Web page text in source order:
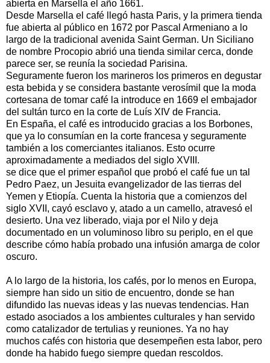
abierta en Marsella el año 1661.
Desde Marsella el café llegó hasta Paris, y la primera tienda
fue abierta al público en 1672 por Pascal Armeniano a lo
largo de la tradicional avenida Saint German. Un Siciliano
de nombre Procopio abrió una tienda similar cerca, donde
parece ser, se reunía la sociedad Parisina.
Seguramente fueron los marineros los primeros en degustar
esta bebida y se considera bastante verosímil que la moda
cortesana de tomar café la introduce en 1669 el embajador
del sultán turco en la corte de Luís XIV de Francia.
En España, el café es introducido gracias a los Borbones,
que ya lo consumían en la corte francesa y seguramente
también a los comerciantes italianos. Esto ocurre
aproximadamente a mediados del siglo XVIII.
se dice que el primer español que probó el café fue un tal
Pedro Paez, un Jesuita evangelizador de las tierras del
Yemen y Etiopía. Cuenta la historia que a comienzos del
siglo XVII, cayó esclavo y, atado a un camello, atravesó el
desierto. Una vez liberado, viaja por el Nilo y deja
documentado en un voluminoso libro su periplo, en el que
describe cómo había probado una infusión amarga de color
oscuro.
A lo largo de la historia, los cafés, por lo menos en Europa,
siempre han sido un sitio de encuentro, donde se han
difundido las nuevas ideas y las nuevas tendencias. Han
estado asociados a los ambientes culturales y han servido
como catalizador de tertulias y reuniones. Ya no hay
muchos cafés con historia que desempeñen esta labor, pero
donde ha habido fuego siempre quedan rescoldos.